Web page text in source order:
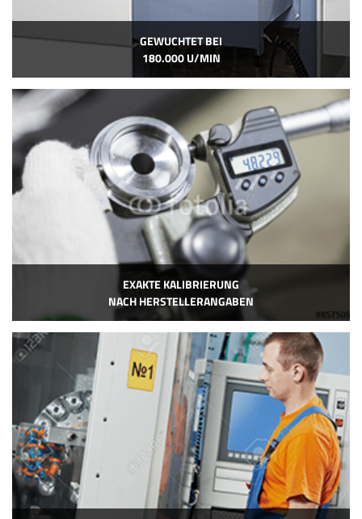
GEWUCHTET BEI
180.000 U/MIN
EXAKTE KALIBRIERUNG
NACH HERSTELLERANGABEN